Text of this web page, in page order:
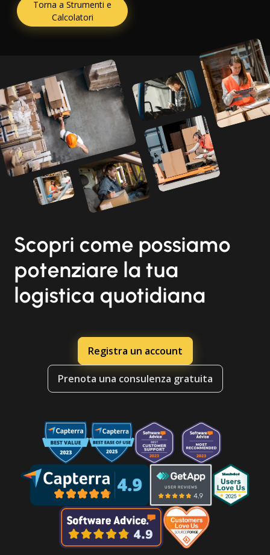
Torna a Strumenti e
Calcolatori
Scopri come possiamo
potenziare la tua
logistica quotidiana
Registra un account
Prenota una consulenza gratuita